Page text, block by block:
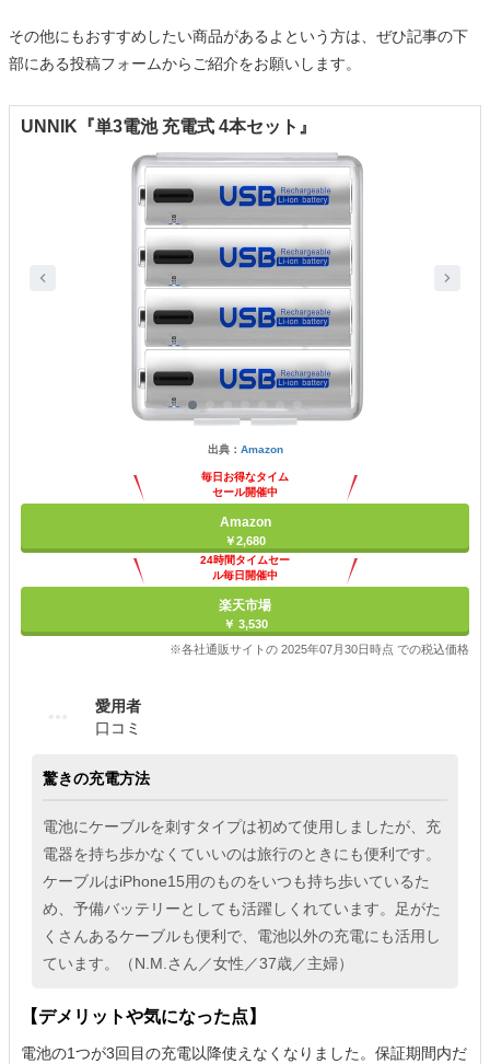
その他にもおすすめしたい商品があるよという方は、ぜひ記事の下
部にある投稿フォームからご紹介をお願いします。
UNNIK『単3電池 充電式 4本セット』
出典： Amazon
毎日お得なタイム
セール開催中
Amazon
￥2,680
24時間タイムセー
ル毎日開催中
楽天市場
￥ 3,530
※各社通販サイトの 2025年07月30日時点 での税込価格
愛用者
口コミ
驚きの充電方法
電池にケーブルを刺すタイプは初めて使用しましたが、充
電器を持ち歩かなくていいのは旅行のときにも便利です。
ケーブルはiPhone15用のものをいつも持ち歩いているた
め、予備バッテリーとしても活躍しくれています。足がた
くさんあるケーブルも便利で、電池以外の充電にも活用し
ています。（N.M.さん／女性／37歳／主婦）
【デメリットや気になった点】
電池の1つが3回目の充電以降使えなくなりました。保証期間内だ